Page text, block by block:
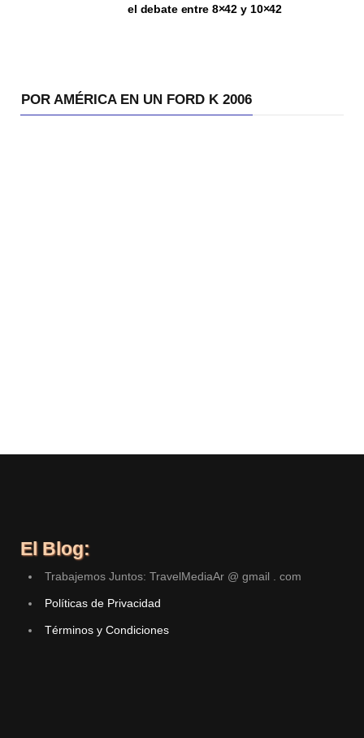
el debate entre 8×42 y 10×42
POR AMÉRICA EN UN FORD K 2006
El Blog:
Trabajemos Juntos: TravelMediaAr @ gmail . com
Políticas de Privacidad
Términos y Condiciones